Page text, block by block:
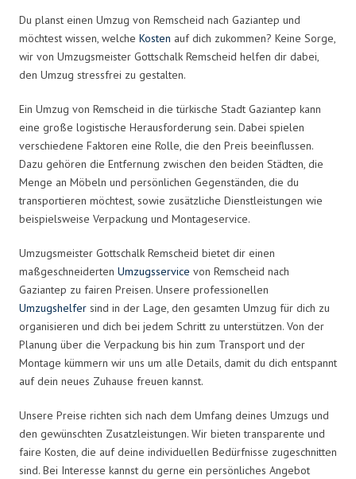
Du planst einen Umzug von Remscheid nach Gaziantep und
möchtest wissen, welche Kosten auf dich zukommen? Keine Sorge,
wir von Umzugsmeister Gottschalk Remscheid helfen dir dabei,
den Umzug stressfrei zu gestalten.
Ein Umzug von Remscheid in die türkische Stadt Gaziantep kann
eine große logistische Herausforderung sein. Dabei spielen
verschiedene Faktoren eine Rolle, die den Preis beeinflussen.
Dazu gehören die Entfernung zwischen den beiden Städten, die
Menge an Möbeln und persönlichen Gegenständen, die du
transportieren möchtest, sowie zusätzliche Dienstleistungen wie
beispielsweise Verpackung und Montageservice.
Umzugsmeister Gottschalk Remscheid bietet dir einen
maßgeschneiderten Umzugsservice von Remscheid nach
Gaziantep zu fairen Preisen. Unsere professionellen
Umzugshelfer sind in der Lage, den gesamten Umzug für dich zu
organisieren und dich bei jedem Schritt zu unterstützen. Von der
Planung über die Verpackung bis hin zum Transport und der
Montage kümmern wir uns um alle Details, damit du dich entspannt
auf dein neues Zuhause freuen kannst.
Unsere Preise richten sich nach dem Umfang deines Umzugs und
den gewünschten Zusatzleistungen. Wir bieten transparente und
faire Kosten, die auf deine individuellen Bedürfnisse zugeschnitten
sind. Bei Interesse kannst du gerne ein persönliches Angebot